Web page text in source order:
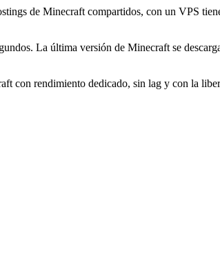
de Minecraft compartidos, con un VPS
La última versión de Minecraft se
con rendimiento dedicado, sin lag y con la